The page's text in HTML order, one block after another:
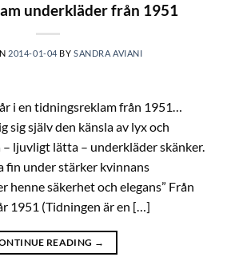
underkläder från 1951
2014-01-04 BYSANDRA AVIANI
i en tidningsreklam från 1951…
sig själv den känsla av lyx och
ljuvligt lätta – underkläder skänker.
fin under stärker kvinnans
henne säkerhet och elegans” Från
1951 (Tidningen är en […]
READING →